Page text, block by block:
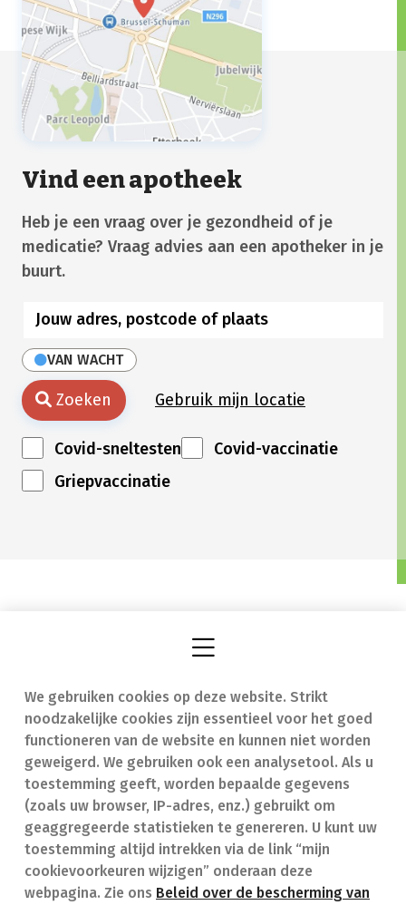
We gebruiken cookies op deze website. Strikt
noodzakelijke cookies zijn essentieel voor het goed
functioneren van de website en kunnen niet worden
geweigerd. We gebruiken ook een analysetool. Als u
toestemming geeft, worden bepaalde gegevens
(zoals uw browser, IP-adres, enz.) gebruikt om
geaggregeerde statistieken te genereren. U kunt uw
toestemming altijd intrekken via de link “mijn
cookievoorkeuren wijzigen” onderaan deze
webpagina. Zie ons Beleid over de bescherming van
Vind een apotheek
Heb je een vraag over je gezondheid of je
medicatie? Vraag advies aan een apotheker in je
buurt.
VAN WACHT
Zoeken Gebruik mijn locatie
Covid-sneltesten
Covid-vaccinatie
Griepvaccinatie
Vind een apotheek
Onze expertise
Ziekten
Geneesmiddelen
In geval van nood
Contact
Veelgestelde vragen
(FAQ)